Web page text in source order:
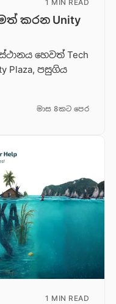
1 MIN READ
කරන Unity
හෙවත් Tech
Plaza, පසුගිය
මාස 8කට පෙර
1 MIN READ